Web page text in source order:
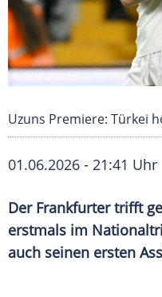
Uzuns Premiere: Türkei
01.06.2026 - 21:41 Uhr
Der Frankfurter trifft
erstmals im
auch seinen ersten